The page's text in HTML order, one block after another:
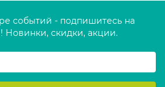
событий - подпишитесь на
Новинки, скидки, акции.